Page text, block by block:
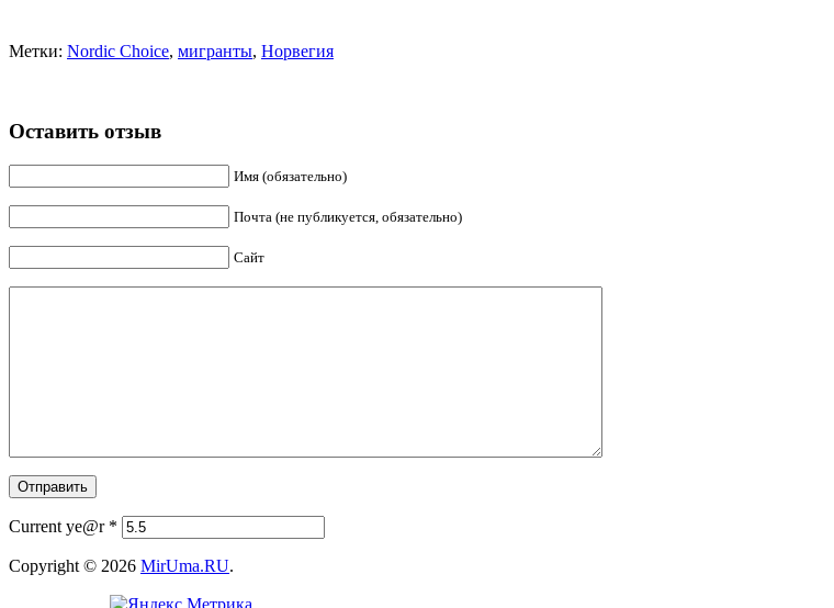
Метки: Nordic Choice, мигранты, Норвегия
Оставить отзыв
Имя (обязательно)
Почта (не публикуется, обязательно)
Сайт
Current ye@r *
Copyright © 2026 MirUma.RU.